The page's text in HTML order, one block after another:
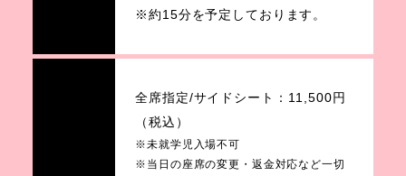
※約15分を予定しております。
全席指定/サイドシート：11,500円
（税込）
※未就学児入場不可
※当日の座席の変更・返金対応など一切